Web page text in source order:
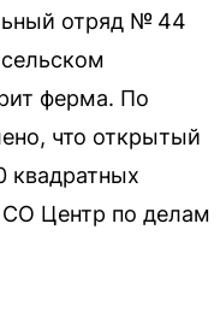
отряд № 44
ферма. По
что открытый
квадратных
Центр по делам